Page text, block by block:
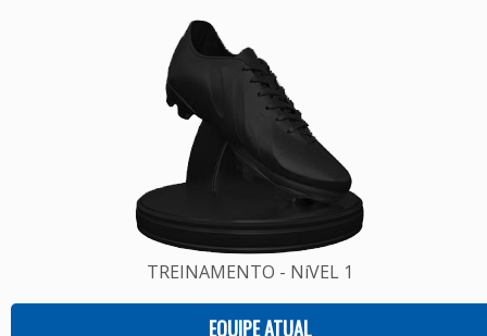
TREINAMENTO - NíVEL 1
EQUIPE ATUAL